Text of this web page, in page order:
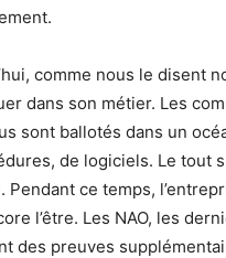
comme nous le disent
dans son métier. Les
sont ballotés dans un
de logiciels. Le tout
Pendant ce temps,
l’être. Les NAO, les
des preuves